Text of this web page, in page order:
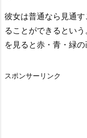
彼女は普通なら見通
ることができるとい
を見ると赤・青・緑
スポンサーリンク